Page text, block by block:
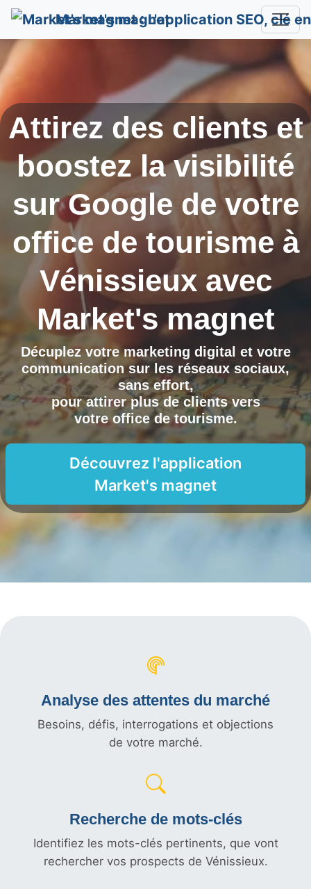
Market's magnet
Attirez des clients et
boostez la visibilité
sur Google de votre
office de tourisme à
Vénissieuxavec
Market's magnet
Décuplez votre marketing digital et votre
communication sur les réseaux sociaux,
sans effort,
pour attirer plus de clients vers
votre office de tourisme.
Découvrez l'application
Market's magnet
Analyse des attentes du marché
Besoins, défis, interrogations et objections
de votre marché.
Recherche de mots-clés
Identifiez les mots-clés pertinents, que vont
rechercher vos prospects de Vénissieux.